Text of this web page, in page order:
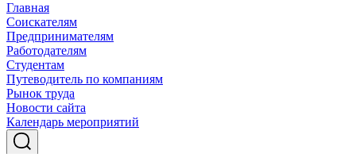
Главная
Соискателям
Предпринимателям
Работодателям
Студентам
Путеводитель по компаниям
Рынок труда
Новости сайта
Календарь мероприятий